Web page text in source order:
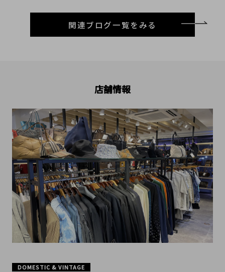
関連ブログ一覧をみる
店舗情報
DOMESTIC & VINTAGE